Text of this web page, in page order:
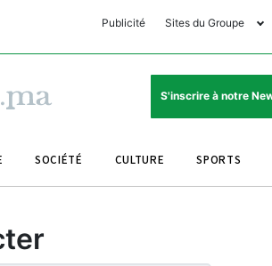
Publicité Sites du Groupe
Club Avantages
Le Matin Sports
Le Matin Store
Horaires
S'inscrire à notre
SOCIÉTÉ CULTURE SPORTS